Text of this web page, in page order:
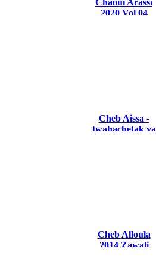
Chaoui Arassi
2020 Vol 04
Cheb Aissa -
twahachetak ya
Cheb Alloula
2014 Zawali